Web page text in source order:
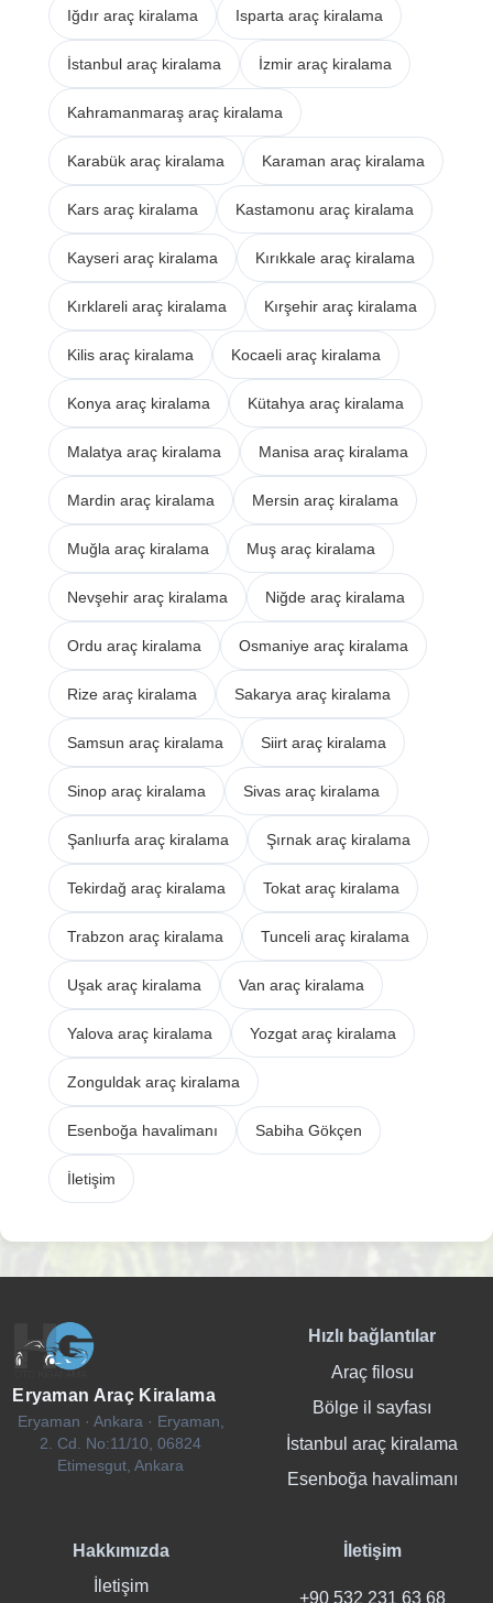
Iğdır araç kiralama Isparta araç kiralama
İstanbul araç kiralama İzmir araç kiralama
Kahramanmaraş araç kiralama
Karabük araç kiralama Karaman araç kiralama
Kars araç kiralama Kastamonu araç kiralama
Kayseri araç kiralama Kırıkkale araç kiralama
Kırklareli araç kiralama Kırşehir araç kiralama
Kilis araç kiralama Kocaeli araç kiralama
Konya araç kiralama Kütahya araç kiralama
Malatya araç kiralama Manisa araç kiralama
Mardin araç kiralama Mersin araç kiralama
Muğla araç kiralama Muş araç kiralama
Nevşehir araç kiralama Niğde araç kiralama
Ordu araç kiralama Osmaniye araç kiralama
Rize araç kiralama Sakarya araç kiralama
Samsun araç kiralama Siirt araç kiralama
Sinop araç kiralama Sivas araç kiralama
Şanlıurfa araç kiralama Şırnak araç kiralama
Tekirdağ araç kiralama Tokat araç kiralama
Trabzon araç kiralama Tunceli araç kiralama
Uşak araç kiralama Van araç kiralama
Yalova araç kiralama Yozgat araç kiralama
Zonguldak araç kiralama
Esenboğa havalimanı Sabiha Gökçen
İletişim
Eryaman Araç Kiralama
Eryaman · Ankara · Eryaman,
2. Cd. No:11/10, 06824
Etimesgut, Ankara
Hızlı bağlantılar
Araç filosu
Bölge il sayfası
İstanbul araç kiralama
Esenboğa havalimanı
Hakkımızda
İletişim
İletişim
+90 532 231 63 68